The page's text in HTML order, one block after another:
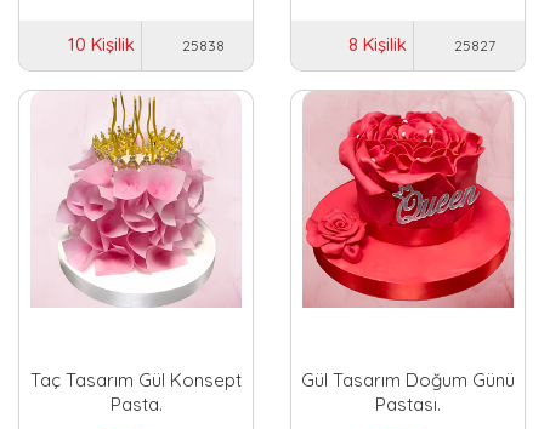
10 Kişilik 25838 8 Kişilik 25827
Taç Tasarım Gül Konsept
Pasta.
Gül Tasarım Doğum Günü
Pastası.